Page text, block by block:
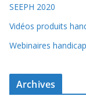
SEEPH 2020
Vidéos produits
Webinaires handicap
Archives